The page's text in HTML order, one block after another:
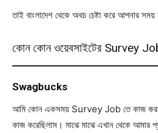
তাই বাংলাদেশ থেকে অথচ চেষ্টা করে আপনার সময়
কোন কোন ওয়েবসাইটের Survey
Swagbucks
আমি কোন একসময় Survey Job তে কাজ
কাজ করেছিলাম। মাঝে মাঝে এখান থেকে আমার